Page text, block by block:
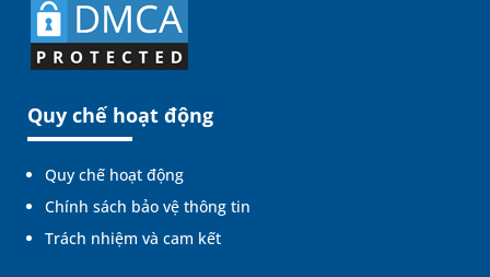
Quy chế hoạt động
Quy chế hoạt động
Chính sách bảo vệ thông tin
Trách nhiệm và cam kết